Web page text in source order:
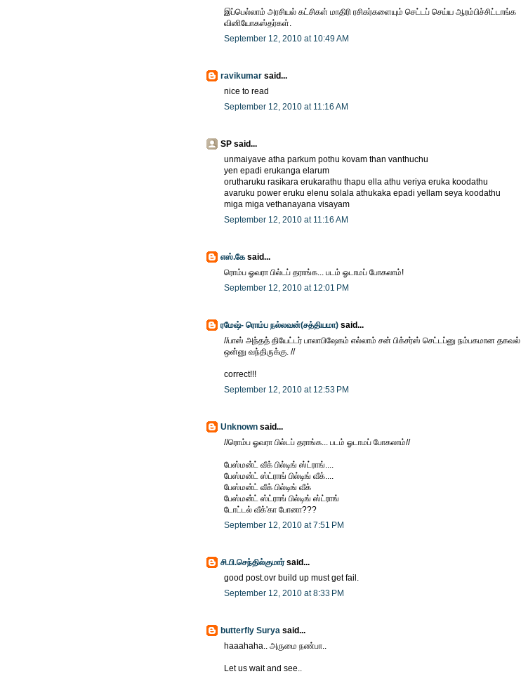
இப்பெல்லாம் அரசியல் கட்சிகள் மாதிரி ரசிகர்களையும் செட்டப் செய்ய ஆரம்பிச்சிட்டாங்க
வினியோகஸ்தர்கள்.
September 12, 2010 at 10:49 AM
ravikumar said...
nice to read
September 12, 2010 at 11:16 AM
SP said...
unmaiyave atha parkum pothu kovam than vanthuchu
yen epadi erukanga elarum
orutharuku rasikara erukarathu thapu ella athu veriya eruka koodathu
avaruku power eruku elenu solala athukaka epadi yellam seya koodathu
miga miga vethanayana visayam
September 12, 2010 at 11:16 AM
எஸ்.கேsaid...
ரொம்ப ஓவரா பில்டப் தராங்க... படம் ஓடாமப் போகலாம்!
September 12, 2010 at 12:01 PM
ரமேஷ்- ரொம்ப நல்லவன்(சத்தியமா) said...
//பாஸ் அந்தத் தியேட்டர் பாலாபிஷேகம் எல்லாம் சன் பிக்சர்ஸ் செட்டப்னு நம்பகமான தகவல்
ஒன்னு வந்திருக்கு. //
correct!!!
September 12, 2010 at 12:53 PM
Unknown said...
//ரொம்ப ஓவரா பில்டப் தராங்க... படம் ஓடாமப் போகலாம்//
பேஸ்மன்ட் வீக் பில்டிங் ஸ்ட்ராங்....
பேஸ்மன்ட் ஸ்ட்ராங் பில்டிங் வீக்....
பேஸ்மன்ட் வீக் பில்டிங் வீக்
பேஸ்மன்ட் ஸ்ட்ராங் பில்டிங் ஸ்ட்ராங்
டோட்டல் வீக்'கா போனா???
September 12, 2010 at 7:51 PM
சி.பி.செந்தில்குமார்said...
good post.ovr build up must get fail.
September 12, 2010 at 8:33 PM
butterfly Surya said...
haaahaha.. அருமை நண்பா..
Let us wait and see..